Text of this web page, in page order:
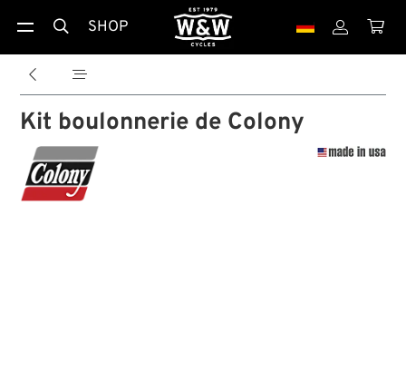
 SHOP  
 
Kit boulonnerie de Colony